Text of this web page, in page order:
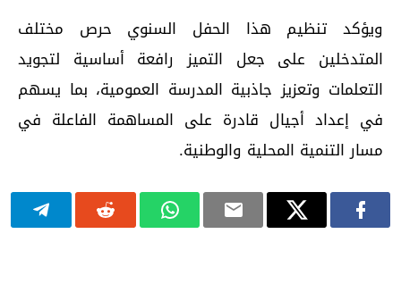
ويؤكد تنظيم هذا الحفل السنوي حرص مختلف
المتدخلين على جعل التميز رافعة أساسية لتجويد
التعلمات وتعزيز جاذبية المدرسة العمومية، بما يسهم
في إعداد أجيال قادرة على المساهمة الفاعلة في
مسار التنمية المحلية والوطنية.